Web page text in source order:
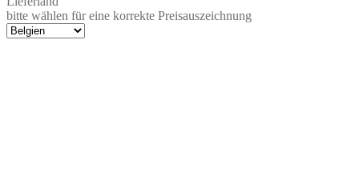
bitte wählen für eine korrekte Preisauszeichnung